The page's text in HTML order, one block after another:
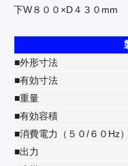
下W８００×D４３０mm
■外形寸法
■有効寸法
■重量
■有効容積
■消費電力（５０/６０Hz）
■出力